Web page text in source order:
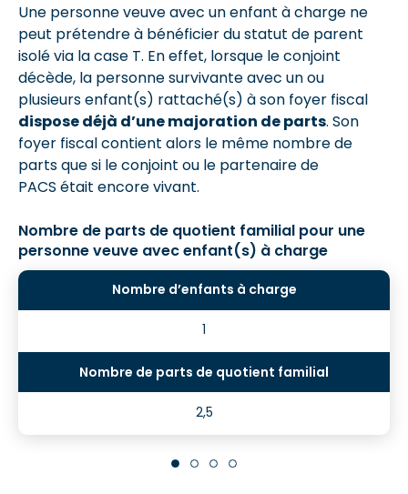
Une personne veuve avec un enfant à charge ne
peut prétendre à bénéficier du statut de parent
isolé via la case T. En effet, lorsque le conjoint
décède, la personne survivante avec un ou
plusieurs enfant(s) rattaché(s) à son foyer fiscal
dispose déjà d’une majoration de parts. Son
foyer fiscal contient alors le même nombre de
parts que si le conjoint ou le partenaire de
PACS était encore vivant.
Nombre de parts de quotient familial pour une
personne veuve avec enfant(s) à charge
1
2,5